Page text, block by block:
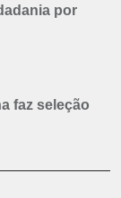
por
faz seleção